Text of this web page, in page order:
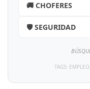
🚚 CHOFERES
🛡️ SEGURIDAD
TAGS: